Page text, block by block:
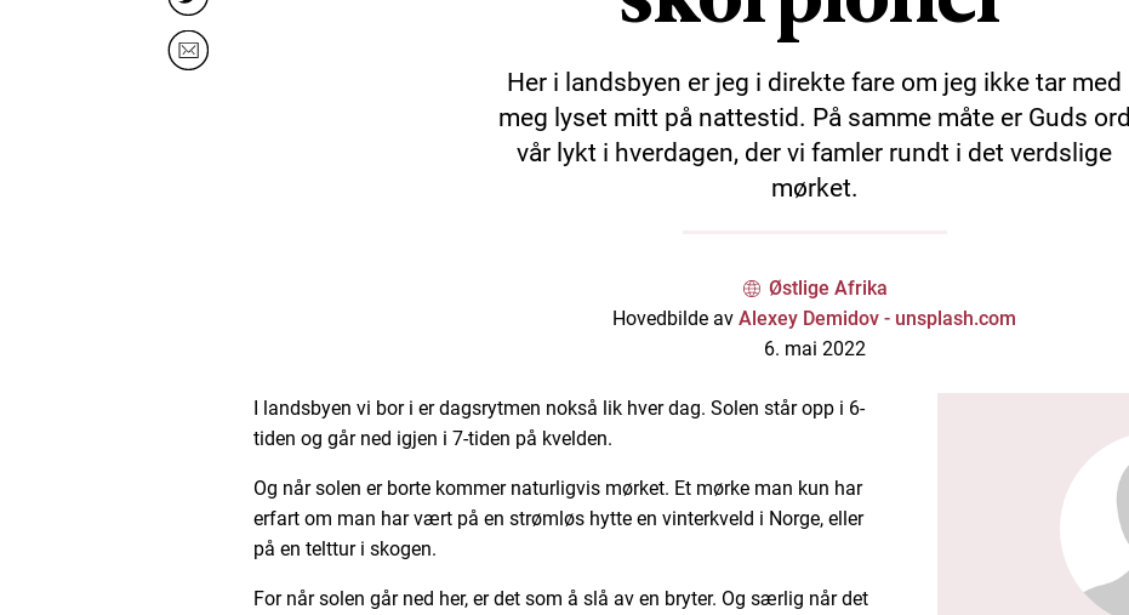
Her i landsbyen er jeg i direkte fare om jeg ikke tar med
meg lyset mitt på nattestid. På samme måte er Guds ord
vår lykt i hverdagen, der vi famler rundt i det verdslige
mørket.
Østlige Afrika
Hovedbilde avAlexey Demidov - unsplash.com
6. mai 2022
I landsbyen vi bor i er dagsrytmen nokså lik hver dag. Solen står opp i 6-
tiden og går ned igjen i 7-tiden på kvelden.
Og når solen er borte kommer naturligvis mørket. Et mørke man kun har
erfart om man har vært på en strømløs hytte en vinterkveld i Norge, eller
på en telttur i skogen.
For når solen går ned her, er det som å slå av en bryter. Og særlig når det